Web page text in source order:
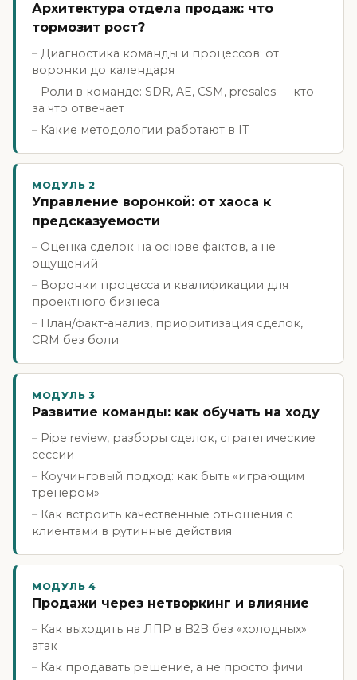
Архитектура отдела продаж: что
тормозит рост?
Диагностика команды и процессов: от
воронки до календаря
Роли в команде: SDR, AE, CSM, presales — кто
за что отвечает
Какие методологии работают в IT
МОДУЛЬ 2
Управление воронкой: от хаоса к
предсказуемости
Оценка сделок на основе фактов, а не
ощущений
Воронки процесса и квалификации для
проектного бизнеса
План/факт-анализ, приоритизация сделок,
CRM без боли
МОДУЛЬ 3
Развитие команды: как обучать на ходу
Pipe review, разборы сделок, стратегические
сессии
Коучинговый подход: как быть «играющим
тренером»
Как встроить качественные отношения с
клиентами в рутинные действия
МОДУЛЬ 4
Продажи через нетворкинг и влияние
Как выходить на ЛПР в B2B без «холодных»
атак
Как продавать решение, а не просто фичи